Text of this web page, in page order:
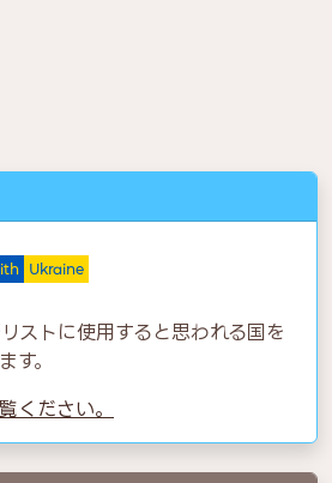
Ukraine
ストに使用すると思われる国を
す。
ください。